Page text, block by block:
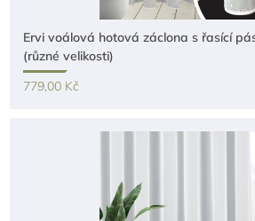
Ervi voálová hotová záclona s řasící
(různé velikosti)
779,00 Kč